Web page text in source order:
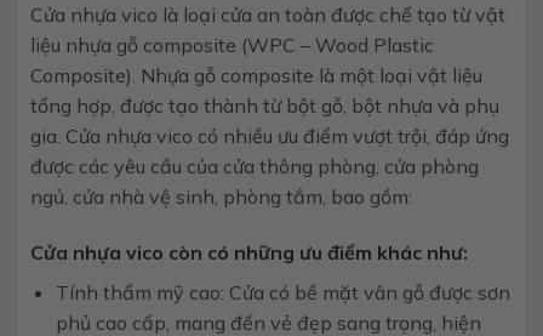
Cửa nhựa vico là loại cửa an toàn được chế tạo từ vật
liệu nhựa gỗ composite (WPC – Wood Plastic
Composite). Nhựa gỗ composite là một loại vật liệu
tổng hợp, được tạo thành từ bột gỗ, bột nhựa và phụ
gia. Cửa nhựa vico có nhiều ưu điểm vượt trội, đáp ứng
được các yêu cầu của cửa thông phòng, cửa phòng
ngủ, cửa nhà vệ sinh, phòng tắm, bao gồm:
Cửa nhựa vico còn có những ưu điểm khác như:
Tính thẩm mỹ cao: Cửa có bề mặt vân gỗ được sơn
phủ cao cấp, mang đến vẻ đẹp sang trọng, hiện